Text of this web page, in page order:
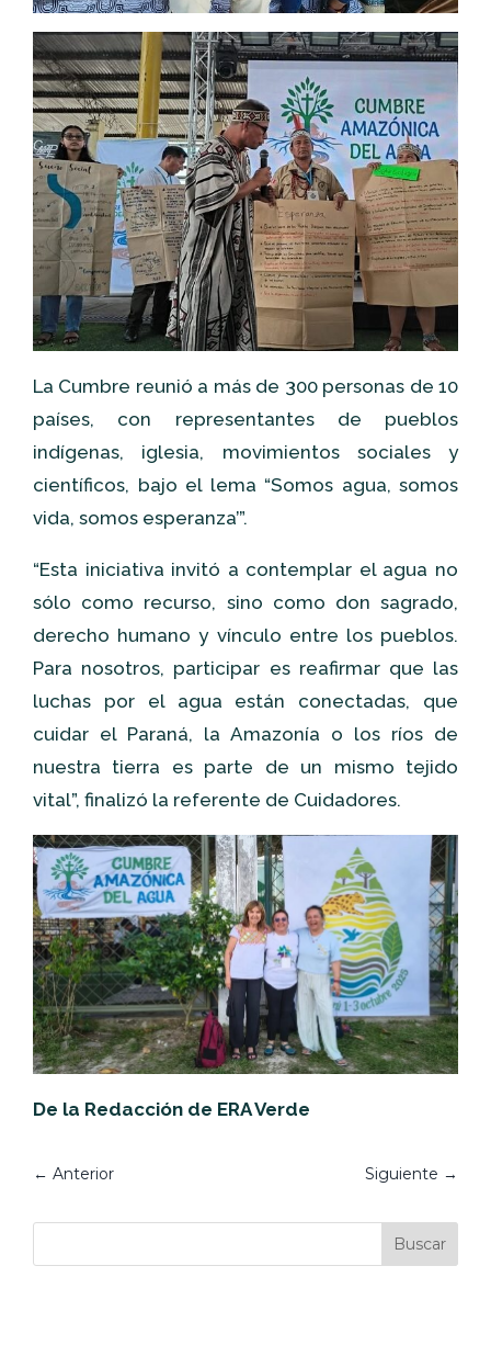
La Cumbre reunió a más de 300 personas de 10
países, con representantes de pueblos
indígenas, iglesia, movimientos sociales y
científicos, bajo el lema “Somos agua, somos
vida, somos esperanza’”.
“Esta iniciativa invitó a contemplar el agua no
sólo como recurso, sino como don sagrado,
derecho humano y vínculo entre los pueblos.
Para nosotros, participar es reafirmar que las
luchas por el agua están conectadas, que
cuidar el Paraná, la Amazonía o los ríos de
nuestra tierra es parte de un mismo tejido
vital”, finalizó la referente de Cuidadores.
De la Redacción de ERA Verde
← Anterior Siguiente →
Buscar